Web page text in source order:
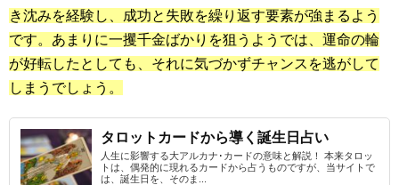
き沈みを経験し、成功と失敗を繰り返す要素が強まるよう
です。あまりに一攫千金ばかりを狙うようでは、運命の輪
が好転したとしても、それに気づかずチャンスを逃がして
しまうでしょう。
タロットカードから導く誕生日占い
人生に影響する大アルカナ･カードの意味と解説！ 本来タロッ
トは、偶発的に現れるカードから占うものですが、当サイトで
は、誕生日を、そのま...